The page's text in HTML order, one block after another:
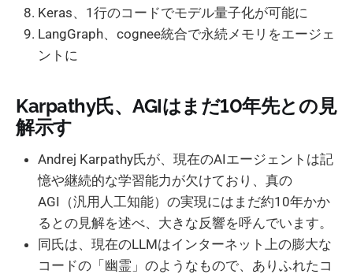
Keras、1行のコードでモデル量子化が可能に
LangGraph、cognee統合で永続メモリをエージェ
ントに
Karpathy氏、AGIはまだ10年先との見
解示す
Andrej Karpathy氏が、現在のAIエージェントは記
憶や継続的な学習能力が欠けており、真の
AGI（汎用人工知能）の実現にはまだ約10年かか
るとの見解を述べ、大きな反響を呼んでいます。
同氏は、現在のLLMはインターネット上の膨大な
コードの「幽霊」のようなもので、ありふれたコ